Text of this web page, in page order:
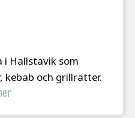
i Hallstavik som
kebab och grillrätter.